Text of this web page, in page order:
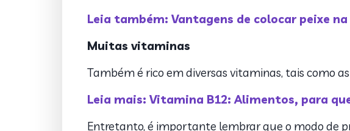
Leia também: Vantagens de colocar peixe
Muitas vitaminas
Também é rico em diversas vitaminas, tais como
Leia mais: Vitamina B12: Alimentos, para
Entretanto, é importante lembrar que o modo de